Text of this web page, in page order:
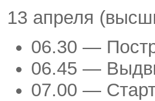
13 апреля
06.30 —
06.45 —
07.00 — Старт